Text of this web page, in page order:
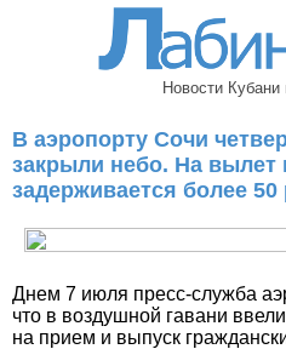
Новости
В аэропорту Сочи
закрыли небо. На вылет
задерживается более 50
Днем 7 июля пресс-служба
что в воздушной гавани
на прием и выпуск